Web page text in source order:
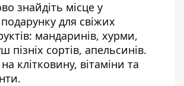
знайдіть місце у
для свіжих
мандаринів, хурми,
пізніх сортів, апельсинів.
клітковину, вітаміни та